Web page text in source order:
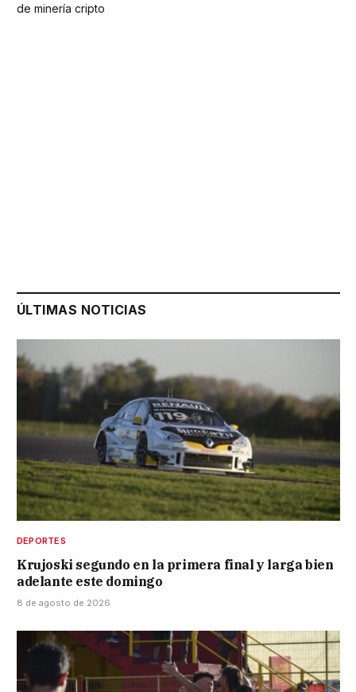
de minería cripto
ÚLTIMAS NOTICIAS
DEPORTES
Krujoski segundo en la primera final y larga bien
adelante este domingo
8 de agosto de 2026